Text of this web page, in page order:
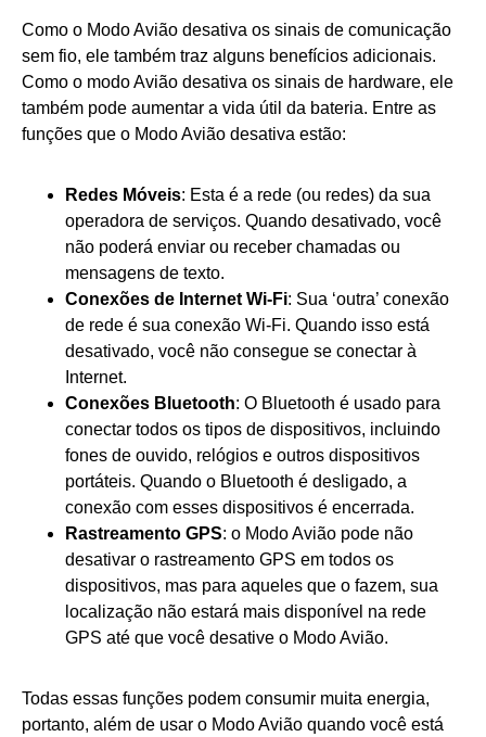
Como o Modo Avião desativa os sinais de comunicação
sem fio, ele também traz alguns benefícios adicionais.
Como o modo Avião desativa os sinais de hardware, ele
também pode aumentar a vida útil da bateria. Entre as
funções que o Modo Avião desativa estão:
Redes Móveis: Esta é a rede (ou redes) da sua
operadora de serviços. Quando desativado, você
não poderá enviar ou receber chamadas ou
mensagens de texto.
Conexões de Internet Wi-Fi: Sua ‘outra’ conexão
de rede é sua conexão Wi-Fi. Quando isso está
desativado, você não consegue se conectar à
Internet.
Conexões Bluetooth: O Bluetooth é usado para
conectar todos os tipos de dispositivos, incluindo
fones de ouvido, relógios e outros dispositivos
portáteis. Quando o Bluetooth é desligado, a
conexão com esses dispositivos é encerrada.
Rastreamento GPS: o Modo Avião pode não
desativar o rastreamento GPS em todos os
dispositivos, mas para aqueles que o fazem, sua
localização não estará mais disponível na rede
GPS até que você desative o Modo Avião.
Todas essas funções podem consumir muita energia,
portanto, além de usar o Modo Avião quando você está